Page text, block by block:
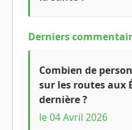
Derniers
Combien de
sur les routes aux
dernière ?
le 04 Avril 2026